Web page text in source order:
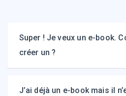
Super ! Je veux un e-book.
créer un ?
J’ai déjà un e-book mais il